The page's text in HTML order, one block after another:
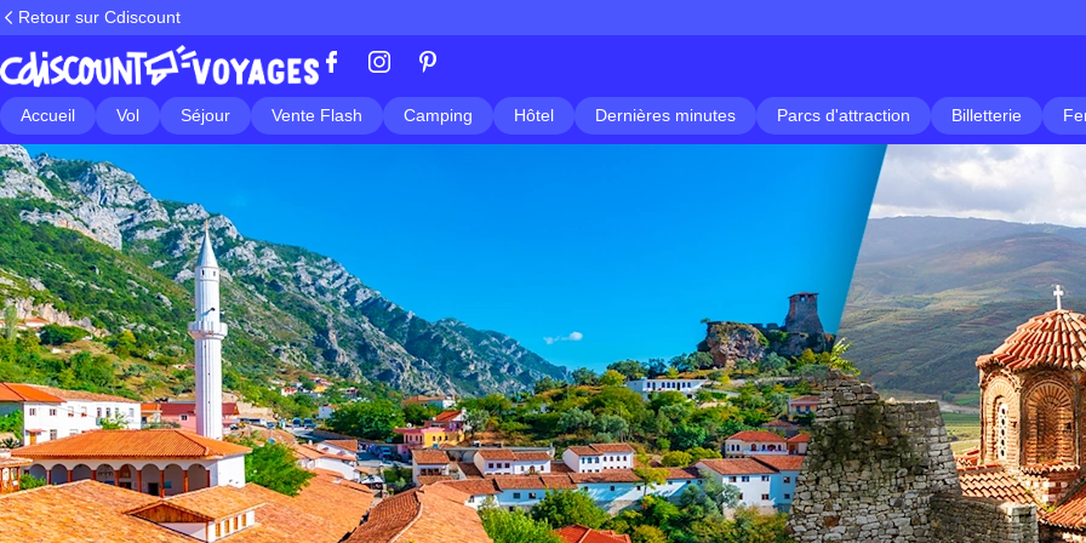
Retour sur Cdiscount
Accueil Vol Séjour Vente Flash Camping Hôtel Dernières minutes Parcs d'attraction Billetterie